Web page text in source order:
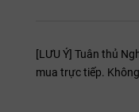
[LƯU Ý] Tuân thủ
mua trực tiếp.